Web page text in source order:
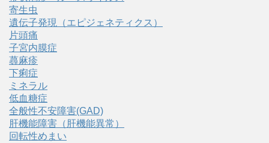
寄生虫
遺伝子発現（エピジェネティクス）
片頭痛
子宮内膜症
蕁麻疹
下痢症
ミネラル
低血糖症
全般性不安障害(GAD)
肝機能障害（肝機能異常）
回転性めまい